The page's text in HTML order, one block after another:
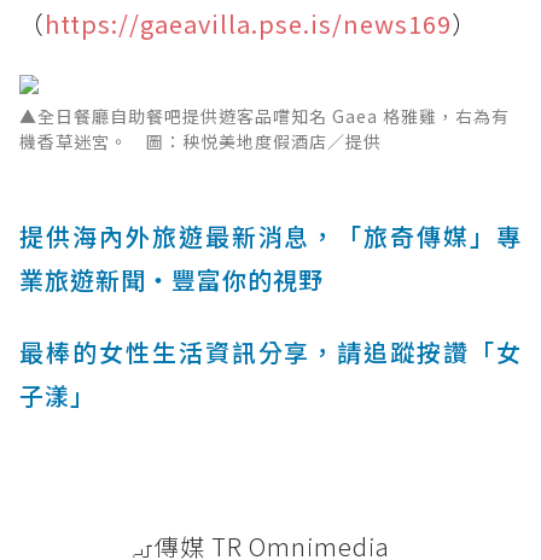
（https://gaeavilla.pse.is/news169）
▲全日餐廳自助餐吧提供遊客品嚐知名 Gaea 格雅雞，右為有
機香草迷宮。 圖：秧悦美地度假酒店／提供
提供海內外旅遊最新消息，「旅奇傳媒」專
業旅遊新聞‧豐富你的視野
最棒的女性生活資訊分享，請追蹤按讚「女
子漾」